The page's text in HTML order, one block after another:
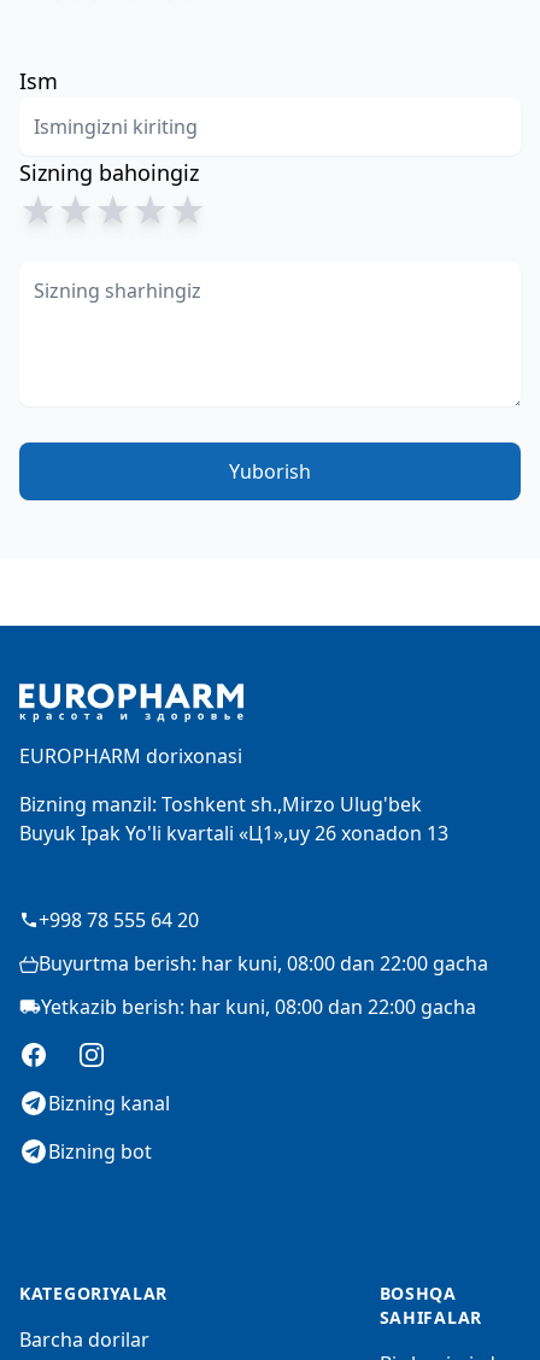
Ism
Sizning bahoingiz
★★★★★
Yuborish
EUROPHARM dorixonasi
Bizning manzil: Toshkent sh.,Mirzo Ulug'bek
Buyuk Ipak Yo'li kvartali «Ц1»,uy 26 xonadon 13
+998 78 555 64 20
Buyurtma berish: har kuni, 08:00 dan 22:00 gacha
Yetkazib berish: har kuni, 08:00 dan 22:00 gacha
FacebookInstagram
Bizning kanal
Bizning bot
KATEGORIYALAR
Barcha dorilar
BOSHQA
SAHIFALAR